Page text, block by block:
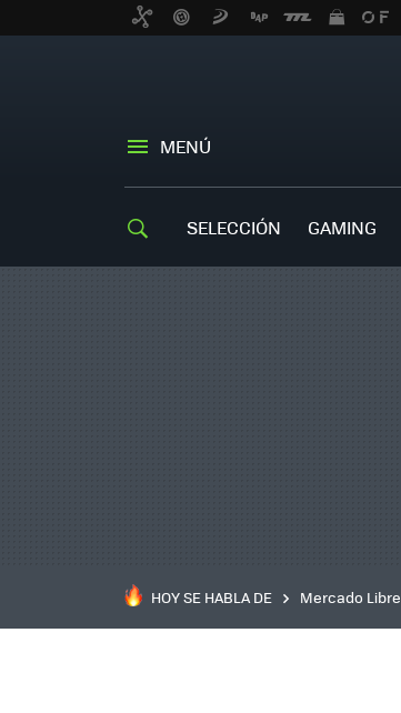
MENÚ
SELECCIÓN GAMING
HOY SE HABLA DE Mercado Libre